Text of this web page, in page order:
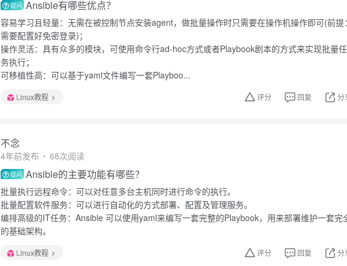
提问 Ansible有哪些优点？
容易学习且轻量：无需在被控制节点安装agent，做批量操作时只需要在操作机操作即可(前提
需要配置好免密登录)；
操作灵活：具有众多的模块，可使用命令行ad-hoc方式或者Playbook剧本的方式来实现批量任
务执行；
可移植性高：可以基于yaml文件编写一套Playboo...
Linux教程 评分 回复 分
不念
4年前发布 68次阅读
提问 Ansible的主要功能有哪些？
批量执行远程命令：可以对任意多台主机同时进行命令的执行。
批量配置软件服务：可以进行自动化的方式部署、配置及管理服务。
编排高级的IT任务：Ansible 可以使用yaml来编写一套完整的Playbook，用来部署维护一套完
的基础架构。
Linux教程 评分 回复 分